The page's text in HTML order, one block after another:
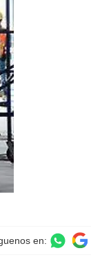
en: